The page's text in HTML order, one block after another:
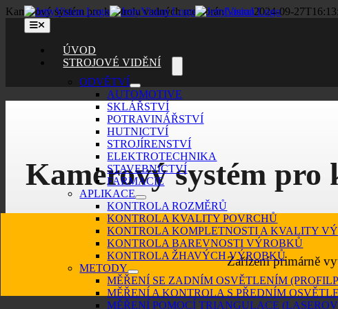
Skip
content
Toggle
Navigation
ÚVOD
STROJOVÉ VIDĚNÍ
ODVĚTVÍ
AUTOMOTIVE
SKLÁŘSTVÍ
POTRAVINÁŘSTVÍ
HUTNICTVÍ
STROJÍRENSTVÍ
ELEKTROTECHNIKA
STAVEBNICTVÍ
FARMACIE
APLIKACE
KONTROLA ROZMĚRŮ
KONTROLA KVALITY POVRCHŮ
KONTROLA KOMPLETNOSTI A KVALITY
KONTROLA BAREVNOSTI VÝROBKŮ
KONTROLA ŽHAVÝCH VÝROBKŮ
METODY
MĚŘENÍ SE ZADNÍM OSVĚTLENÍM
MĚŘENÍ A KONTROLA S PŘEDNÍM
MĚŘENÍ POMOCÍ TRIANGULACE
Kamerový systém pro kontrolu vadných membránLauraJ2024-09-
Kamerový systém
Zařízení primárně